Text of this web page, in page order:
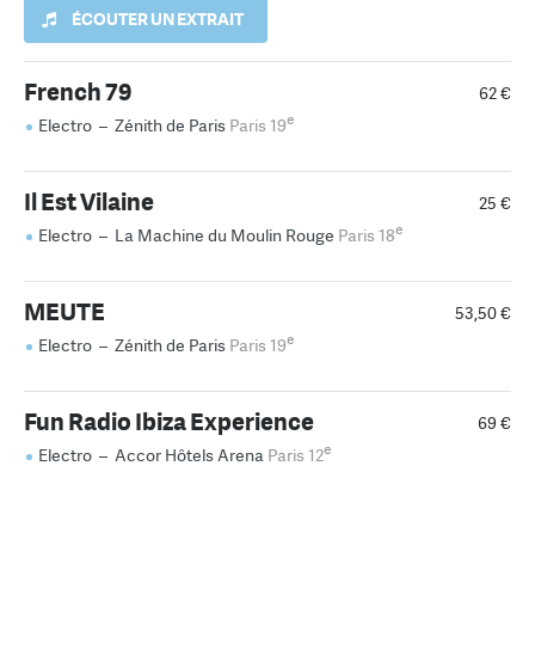
ÉCOUTER UN EXTRAIT
62 €
French 79
Electro – Zénith de Paris Paris 19e
25 €
Il Est Vilaine
Electro – La Machine du Moulin Rouge Paris 18e
53,50 €
MEUTE
Electro – Zénith de Paris Paris 19e
69 €
Fun Radio Ibiza Experience
Electro – Accor Hôtels Arena Paris 12e